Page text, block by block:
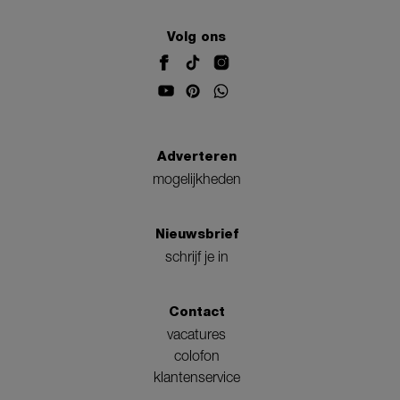
Volg ons
Adverteren
mogelijkheden
Nieuwsbrief
schrijf je in
Contact
vacatures
colofon
klantenservice